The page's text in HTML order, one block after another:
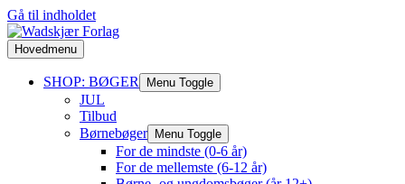
Gå til indholdet
Hovedmenu
SHOP: BØGER Menu Toggle
JUL
Tilbud
Børnebøger
Menu Toggle
For de mindste (0-6 år)
For de mellemste (6-12 år)